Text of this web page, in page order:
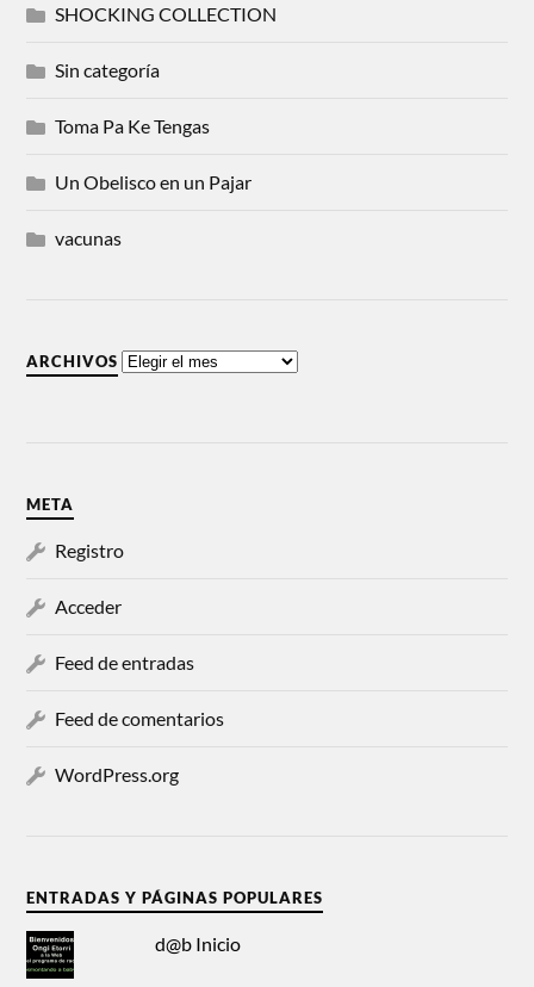
SHOCKING COLLECTION
Sin categoría
Toma Pa Ke Tengas
Un Obelisco en un Pajar
vacunas
ARCHIVOS
META
Registro
Acceder
Feed de entradas
Feed de comentarios
WordPress.org
ENTRADAS Y PÁGINAS POPULARES
d@b Inicio